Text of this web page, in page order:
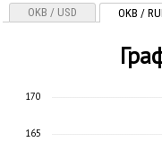
OKB / USD OKB /
165
170